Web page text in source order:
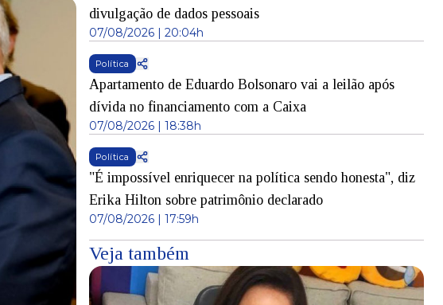
divulgação de dados pessoais
07/08/2026 | 20:04h
Política
Apartamento de Eduardo Bolsonaro vai a leilão após
dívida no financiamento com a Caixa
07/08/2026 | 18:38h
Política
"É impossível enriquecer na política sendo honesta", diz
Erika Hilton sobre patrimônio declarado
07/08/2026 | 17:59h
Veja também